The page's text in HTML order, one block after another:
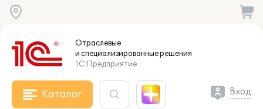
Отраслевые
и специализированныерешения
1С:Предприятие
Каталог Вход